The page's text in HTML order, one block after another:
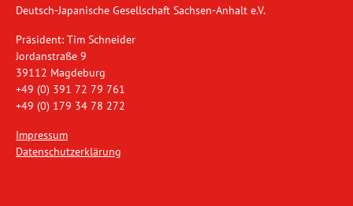
Deutsch-Japanische Gesellschaft Sachsen-Anhalt e.V.
Präsident: Tim Schneider
Jordanstraße 9
39112 Magdeburg
+49 (0) 391 72 79 761
+49 (0) 179 34 78 272
Impressum
Datenschutzerklärung